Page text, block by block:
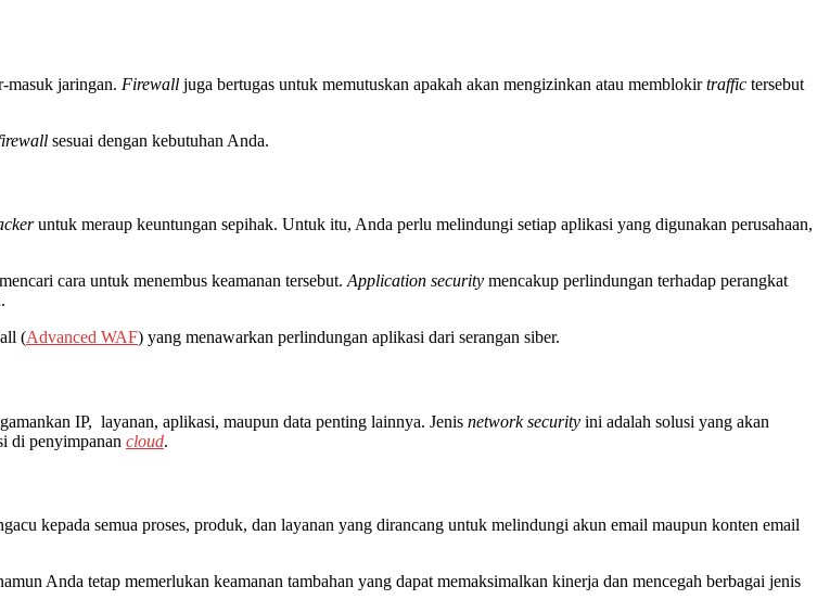
masuk jaringan. Firewall juga bertugas untuk memutuskan apakah akan mengizinkan atau memblokirtraffic tersebut
sesuai dengan kebutuhan Anda.
untuk meraup keuntungan sepihak. Untuk itu, Anda perlu melindungi setiap aplikasi yang digunakan perusahaan,
cara untuk menembus keamanan tersebut. Application security mencakup perlindungan terhadap perangkat
(Advanced WAF) yang menawarkan perlindungan aplikasi dari serangan siber.
IP, layanan, aplikasi, maupun data penting lainnya. Jenis network security ini adalah solusi yang akan
di penyimpanan cloud.
kepada semua proses, produk, dan layanan yang dirancang untuk melindungi akun email maupun konten email
Anda tetap memerlukan keamanan tambahan yang dapat memaksimalkan kinerja dan mencegah berbagai jenis